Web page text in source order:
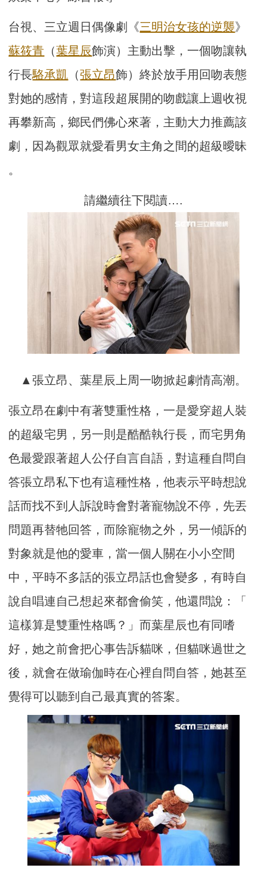
台視、三立週日偶像劇《三明治女孩的逆襲》
蘇筱青 （葉星辰飾演） 主動出擊，一個吻讓執
行長駱承凱 （張立昂飾）終於放手用回吻表態
對她的感情，對這段超展開的吻戲讓上週收視
再攀新高，鄉民們佛心來著，主動大力推薦該
劇，因為觀眾就愛看男女主角之間的超級曖昧
。
請繼續往下閱讀….
▲張立昂、葉星辰上周一吻掀起劇情高潮。
張立昂在劇中有著雙重性格，一是愛穿超人裝
的超級宅男， 另一則是酷酷執行長，而宅男角
色最愛跟著超人公仔自言自語，對這種自問自
答張立昂私下也有這種性格，他表示平時想說
話而找不到人訴說時會對著寵物說不停，先丟
問題再替牠回答，而除寵物之外，另一傾訴的
對象就是他的愛車，當一個人關在小小空間
中，平時不多話的張立昂話也會變多，有時自
說自唱連自己想起來都會偷笑，他還問說：「
這樣算是雙重性格嗎？」而葉星辰也有同嗜
好，她之前會把心事告訴貓咪，但貓咪過世之
後，就會在做瑜伽時在心裡自問自答，她甚至
覺得可以聽到自己最真實的答案。